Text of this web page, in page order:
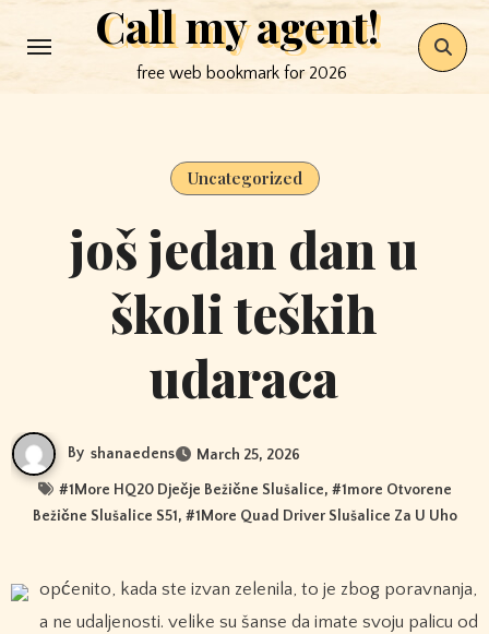
to
Call my agent!
free web bookmark for 2026
Uncategorized
još jedan dan u
školi teških
udaraca
By shanaedens March 25, 2026
#1More HQ20 Dječje Bežične Slušalice, #1more Otvorene
Bežične Slušalice S51, #1More Quad Driver Slušalice Za U Uho
općenito, kada ste izvan zelenila, to je zbog poravnanja,
a ne udaljenosti. velike su šanse da imate svoju palicu od